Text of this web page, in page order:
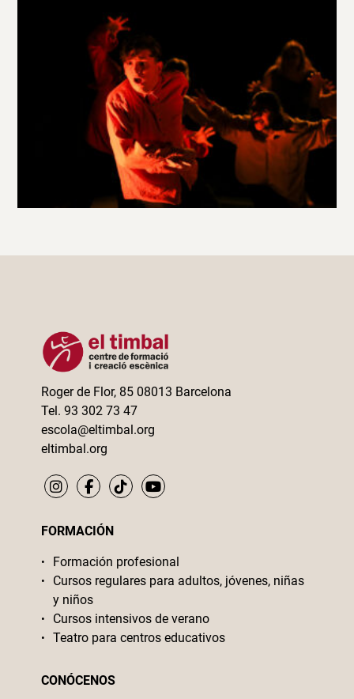
Roger de Flor, 85 08013 Barcelona
Tel. 93 302 73 47
escola@eltimbal.org
eltimbal.org
FORMACIÓN
Formación profesional
Cursos regulares para adultos, jóvenes, niñas
y niños
Cursos intensivos de verano
Teatro para centros educativos
CONÓCENOS